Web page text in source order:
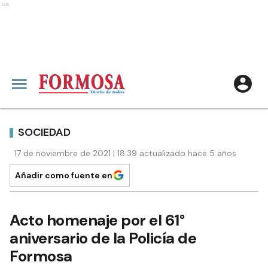
Ads
SOCIEDAD
17 de noviembre de 2021 | 18:39 actualizado hace 5 años
Añadir como fuente en
Acto homenaje por el 61°
aniversario de la Policía de
Formosa